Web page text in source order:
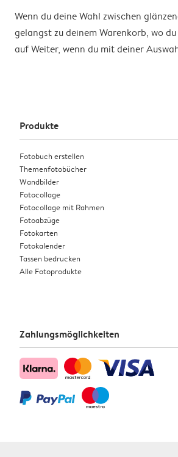
Wenn du deine Wahl zwischen
gelangst zu deinem Warenkorb, wo
auf Weiter, wenn du mit deiner
Produkte
Fotobuch erstellen
Themenfotobücher
Wandbilder
Fotocollage
Fotocollage mit Rahmen
Fotoabzüge
Fotokarten
Fotokalender
Tassen bedrucken
Alle Fotoprodukte
Zahlungsmöglichkeiten